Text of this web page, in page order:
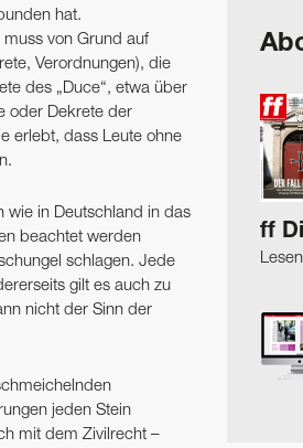
hat.
muss von Grund auf
Verordnungen), die
des „Duce“, etwa über
oder Dekrete der
erlebt, dass Leute ohne
wie in Deutschland in das
beachtet werden
schlagen. Jede
gilt es auch zu
nicht der Sinn der
jeden Stein
mit dem Zivilrecht –
ff